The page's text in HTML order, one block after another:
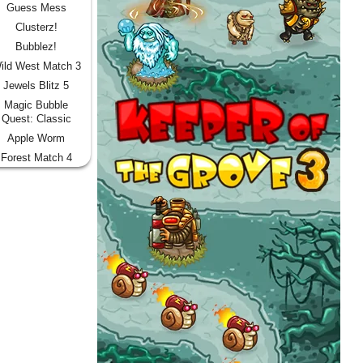
Guess Mess
Clusterz!
Bubblez!
West Match 3
Jewels Blitz 5
Magic Bubble
Quest: Classic
Apple Worm
Forest Match 4